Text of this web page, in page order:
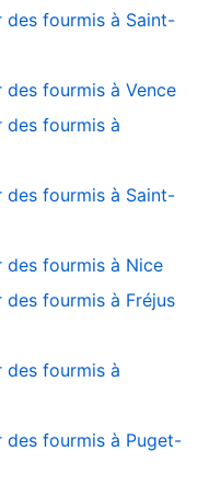
des fourmis à Saint-
fourmis à Vence
des fourmis à
des fourmis à Saint-
des fourmis à Nice
fourmis à Fréjus
des fourmis à
des fourmis à Puget-